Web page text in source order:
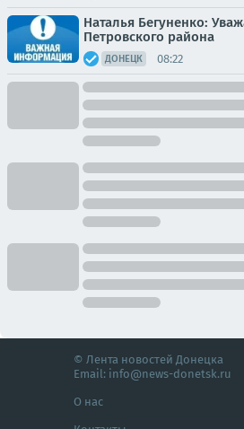
Наталья Бегуненко:
Петровского района
ДОНЕЦК 08:22
© Лента новостей Донецка
Email: info@news-donetsk.ru
О нас